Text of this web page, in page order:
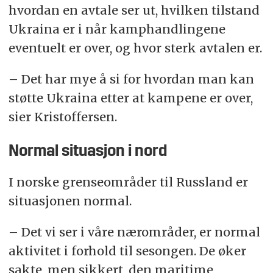
hvordan en avtale ser ut, hvilken tilstand
Ukraina er i når kamphandlingene
eventuelt er over, og hvor sterk avtalen er.
– Det har mye å si for hvordan man kan
støtte Ukraina etter at kampene er over,
sier Kristoffersen.
Normal situasjon i nord
I norske grenseområder til Russland er
situasjonen normal.
– Det vi ser i våre nærområder, er normal
aktivitet i forhold til sesongen. De øker
sakte, men sikkert, den maritime